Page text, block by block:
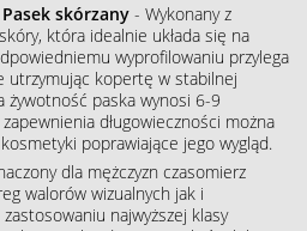
skórzany - Wykonany z
która idealnie układa się na
wyprofilowaniu przylega
utrzymując kopertę w stabilnej
żywotność paska wynosi 6-9
długowieczności można
poprawiające jego wygląd.
dla mężczyzn czasomierz
walorów wizualnych jak i
najwyższej klasy